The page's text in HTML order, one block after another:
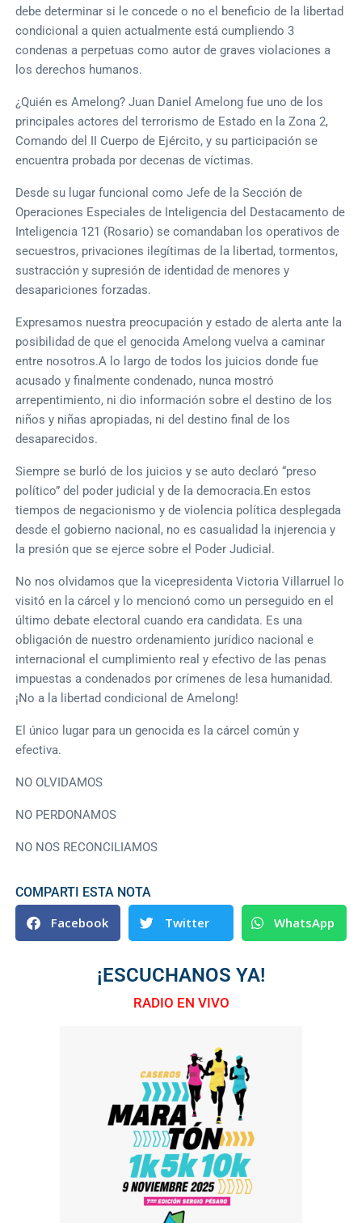
debe determinar si le concede o no el beneficio de la libertad
condicional a quien actualmente está cumpliendo 3
condenas a perpetuas como autor de graves violaciones a
los derechos humanos.
¿Quién es Amelong? Juan Daniel Amelong fue uno de los
principales actores del terrorismo de Estado en la Zona 2,
Comando del II Cuerpo de Ejército, y su participación se
encuentra probada por decenas de víctimas.
Desde su lugar funcional como Jefe de la Sección de
Operaciones Especiales de Inteligencia del Destacamento de
Inteligencia 121 (Rosario) se comandaban los operativos de
secuestros, privaciones ilegítimas de la libertad, tormentos,
sustracción y supresión de identidad de menores y
desapariciones forzadas.
Expresamos nuestra preocupación y estado de alerta ante la
posibilidad de que el genocida Amelong vuelva a caminar
entre nosotros.A lo largo de todos los juicios donde fue
acusado y finalmente condenado, nunca mostró
arrepentimiento, ni dio información sobre el destino de los
niños y niñas apropiadas, ni del destino final de los
desaparecidos.
Siempre se burló de los juicios y se auto declaró “preso
político” del poder judicial y de la democracia.En estos
tiempos de negacionismo y de violencia política desplegada
desde el gobierno nacional, no es casualidad la injerencia y
la presión que se ejerce sobre el Poder Judicial.
No nos olvidamos que la vicepresidenta Victoria Villarruel lo
visitó en la cárcel y lo mencionó como un perseguido en el
último debate electoral cuando era candidata. Es una
obligación de nuestro ordenamiento jurídico nacional e
internacional el cumplimiento real y efectivo de las penas
impuestas a condenados por crímenes de lesa humanidad.
¡No a la libertad condicional de Amelong!
El único lugar para un genocida es la cárcel común y
efectiva.
NO OLVIDAMOS
NO PERDONAMOS
NO NOS RECONCILIAMOS
COMPARTI ESTA NOTA
Facebook Twitter WhatsApp
¡ESCUCHANOS YA!
RADIO EN VIVO